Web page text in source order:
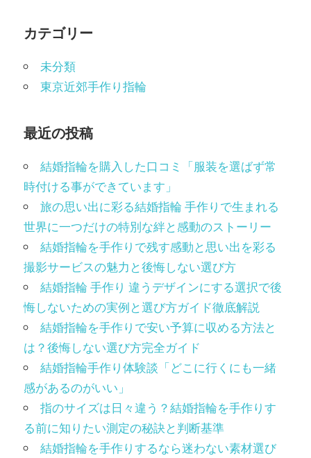
ゲ
シ
ン
カテゴリー
未分類
東京近郊手作り指輪
最近の投稿
結婚指輪を購入した口コミ「服装を選ばず常
時付ける事ができています」
旅の思い出に彩る結婚指輪 手作りで生まれる
世界に一つだけの特別な絆と感動のストーリー
結婚指輪を手作りで残す感動と思い出を彩る
撮影サービスの魅力と後悔しない選び方
結婚指輪 手作り 違うデザインにする選択で後
悔しないための実例と選び方ガイド徹底解説
結婚指輪を手作りで安い予算に収める方法と
は？後悔しない選び方完全ガイド
結婚指輪手作り体験談「どこに行くにも一緒
感があるのがいい」
指のサイズは日々違う？結婚指輪を手作りす
る前に知りたい測定の秘訣と判断基準
結婚指輪を手作りするなら迷わない素材選び